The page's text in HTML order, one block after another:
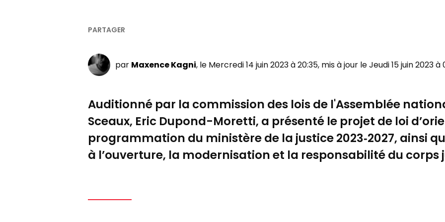
par Maxence Kagni, le Mercredi 14 juin 2023 à 20:35, mis à jour le Jeudi 15 juin 2023 à
Auditionné par la commission des lois de l'Assemblée
Sceaux, Eric Dupond-Moretti, a présenté le projet de loi
programmation du ministère de la justice 2023‑2027, ainsi
à l’ouverture, la modernisation et la responsabilité du corps